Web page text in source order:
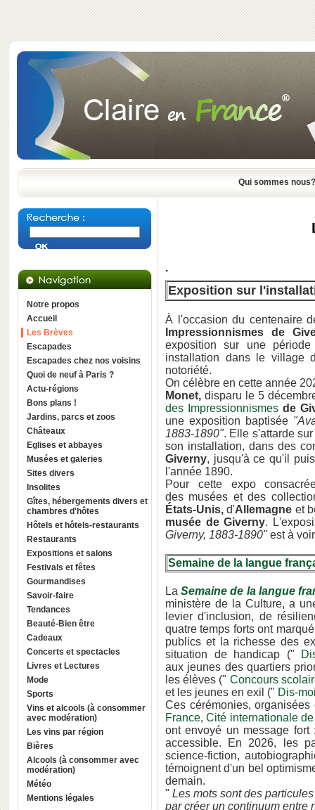
Qui sommes nous?
Notre propos
Accueil
Les Brèves
Escapades
Escapades chez nos voisins
Quoi de neuf à Paris ?
Actu-régions
Bons plans !
Jardins, parcs et zoos
Châteaux
Eglises et abbayes
Musées et galeries
Sites divers
Insolites
Gîtes, hébergements divers et
chambres d'hôtes
Hôtels et hôtels-restaurants
Restaurants
Expositions et salons
Festivals et fêtes
Gourmandises
Savoir-faire
Tendances
Beauté-Bien être
Cadeaux
Concerts et spectacles
Livres et Lectures
Mode
Sports
Vins et alcools (à consommer
avec modération)
Les vins par région
Bières
Alcools (à consommer avec
modération)
Météo
Mentions légales
.
Exposition sur
À l'occasion du centenaire
Impressionnismes de
exposition sur une
installation dans le village
notoriété.
On célèbre en cette année
Monet, disparu le 5
des Impressionnismes de
une exposition baptisée
1883-1890". Elle s'attarde
son installation, dans des
Giverny, jusqu'à ce qu'il
l'année 1890.
Pour cette expo
des musées et des
États-Unis,d'Allemagne et
musée de Giverny.
Giverny, 1883-1890"est à
Semaine de la langue
LaSemaine de la langue
ministère de la Culture, a
levier d'inclusion, de
quatre temps forts ont
publics et la richesse des
situation de handicap ("
aux jeunes des quartiers
les élèves (" Concours
et les jeunes en exil (" Dis-
Ces cérémonies,
France,Cité internationale
ont envoyé un message
accessible. En 2026, les
science-fiction,
témoignent d'un bel
demain.
" Les mots sont des
par créer un continuum entre